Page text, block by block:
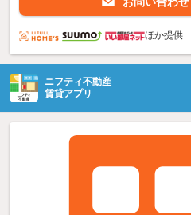
ほか提供
ニフティ不動産
賃貸アプリ